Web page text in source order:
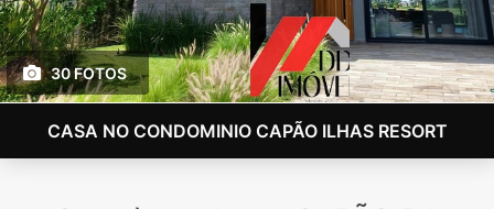
30 FOTOS
CASA NO CONDOMINIO CAPÃO ILHAS RESORT